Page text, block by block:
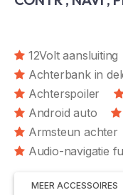
12Volt aansluiting
Achterbank in
Achterspoiler
Android auto
Armsteun achter
Audio-navigatie
MEER ACCESSOIRES